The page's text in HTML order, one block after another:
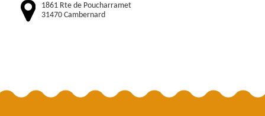
1861 Rte de Poucharramet
31470 Cambernard